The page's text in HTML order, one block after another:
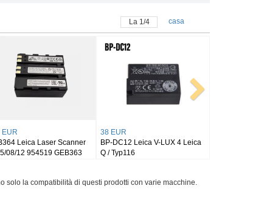
La 1/4 casa
EUR
DC10-E LEICA D-LUX5 D-
22 EUR
BP-DC14-E LEICA C 11052
18536/C (Type 112)/C V-LUX50
solo la compatibilità di questi prodotti con varie macchine.